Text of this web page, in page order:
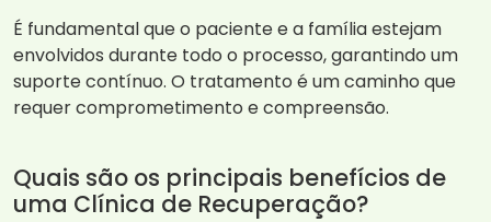
É fundamental que o paciente e a família estejam
envolvidos durante todo o processo, garantindo um
suporte contínuo. O tratamento é um caminho que
requer comprometimento e compreensão.
Quais são os principais benefícios de
uma Clínica de Recuperação?